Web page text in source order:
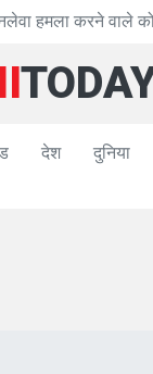
देश दुनिया